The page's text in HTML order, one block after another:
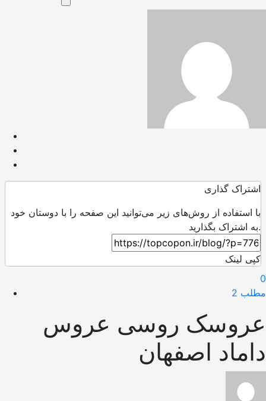
اشتراک گذاری
با استفاده از روش‌های زیر می‌توانید این صفحه را با دوستان خود
به اشتراک بگذارید.
کپی لینک
0
مطلب 2
عروسک روسی عروس
داماد اصفهان